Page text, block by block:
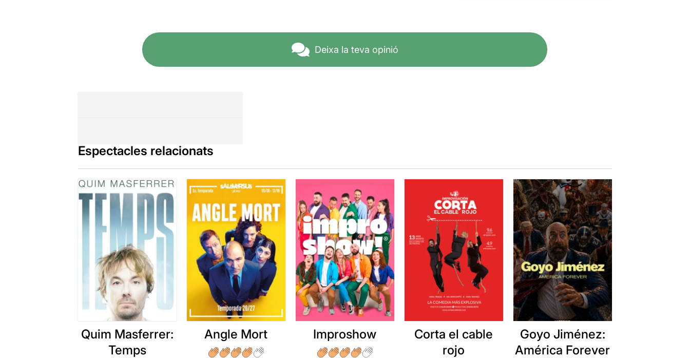
Deixa la teva opinió
Espectacles relacionats
Quim Masferrer:
Temps
Angle Mort Improshow
Corta el cable
rojo
Goyo Jiménez:
América Forever